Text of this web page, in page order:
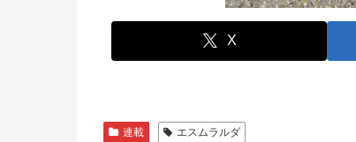
X
連載 エスムラルダ